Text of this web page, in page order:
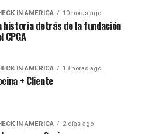
IN AMERICA 10 horas ago
historia detrás de la fundación
CPGA
IN AMERICA 13 horas ago
+ Cliente
IN AMERICA 2 días ago